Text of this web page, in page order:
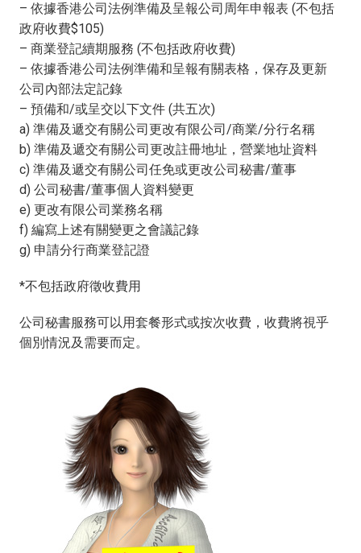
– 依據香港公司法例準備及呈報公司周年申報表 (不包括
政府收費$105)
– 商業登記續期服務 (不包括政府收費)
– 依據香港公司法例準備和呈報有關表格，保存及更新
公司內部法定記錄
– 預備和/或呈交以下文件 (共五次)
a) 準備及遞交有關公司更改有限公司/商業/分行名稱
b) 準備及遞交有關公司更改註冊地址，營業地址資料
c) 準備及遞交有關公司任免或更改公司秘書/董事
d) 公司秘書/董事個人資料變更
e) 更改有限公司業務名稱
f) 編寫上述有關變更之會議記錄
g) 申請分行商業登記證
*不包括政府徵收費用
公司秘書服務可以用套餐形式或按次收費，收費將視乎
個別情況及需要而定。